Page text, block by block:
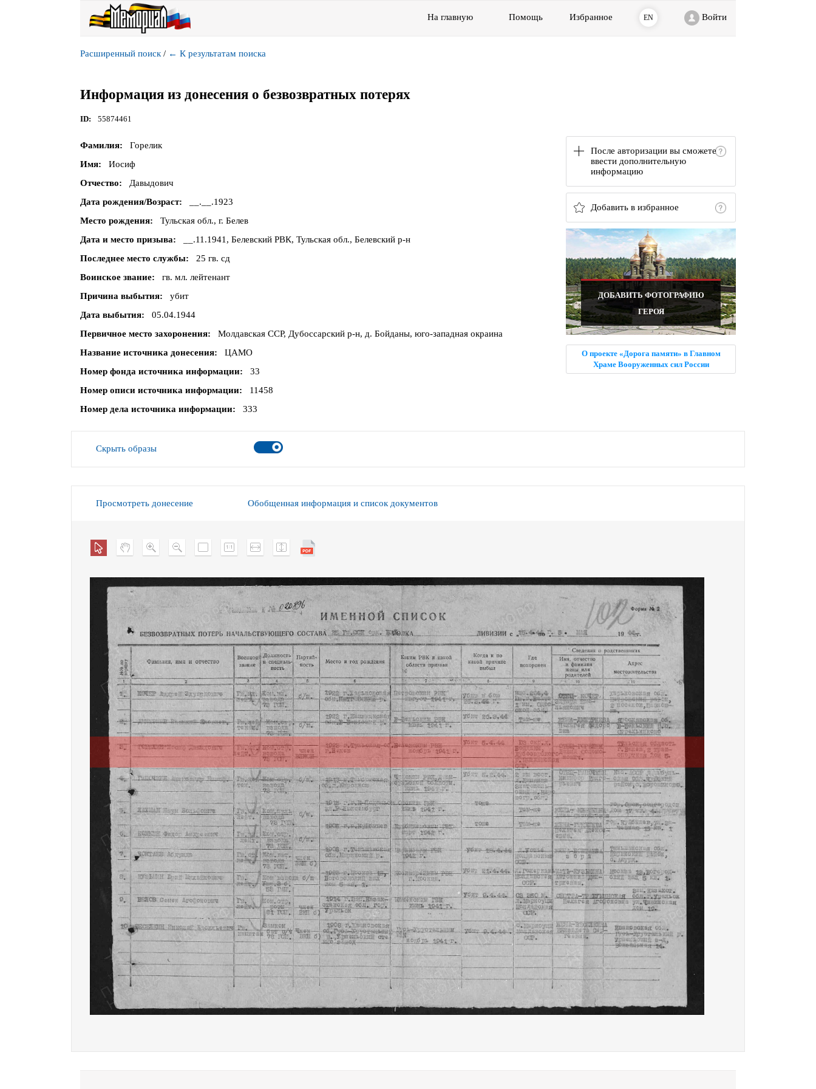
На главную Помощь Избранное EN Войти
Расширенный поиск / ← К результатам поиска
Информация из донесения о безвозвратных потерях
ID 55874461
После авторизации вы сможете
ввести дополнительную
информацию
Добавить в избранное
ДОБАВИТЬ ФОТОГРАФИЮ
ГЕРОЯ
О проекте «Дорога памяти» в Главном
Храме Вооруженных сил России
Фамилия
Горелик
Имя
Иосиф
Отчество
Давыдович
Дата рождения/Возраст
__.__.1923
Место рождения
Тульская обл., г. Белев
Дата и место призыва
__.11.1941, Белевский РВК, Тульская обл., Белевский р-н
Последнее место службы
25 гв. сд
Воинское звание
гв. мл. лейтенант
Причина выбытия
убит
Дата выбытия
05.04.1944
Первичное место захоронения
Молдавская ССР, Дубоссарский р-н, д. Бойданы, юго-западная окраина
Название источника донесения
ЦАМО
Номер фонда источника информации
33
Номер описи источника информации
11458
Номер дела источника информации
333
Скрыть образы
Просмотреть донесение Обобщенная информация и список документов